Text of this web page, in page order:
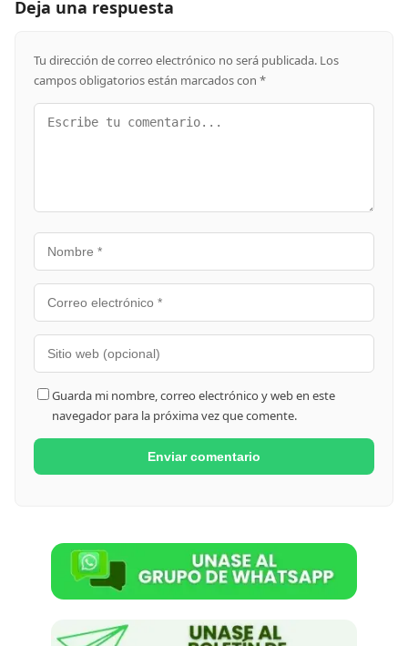
Deja una respuesta
Tu dirección de correo electrónico no será publicada. Los
campos obligatorios están marcados con *
Guarda mi nombre, correo electrónico y web en este
navegador para la próxima vez que comente.